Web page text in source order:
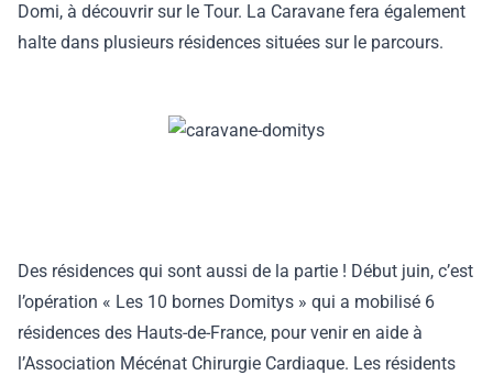
Domi, à découvrir sur le Tour. La Caravane fera également
halte dans plusieurs résidences situées sur le parcours.
Des résidences qui sont aussi de la partie ! Début juin, c’est
l’opération « Les 10 bornes Domitys » qui a mobilisé 6
résidences des Hauts-de-France, pour venir en aide à
l’Association Mécénat Chirurgie Cardiaque. Les résidents